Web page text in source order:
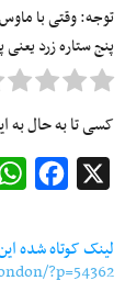
توجه: وقتی با
پنج ستاره زرد یعنی
کسی تا به حال به
لینک کوتاه شده
?p=54362